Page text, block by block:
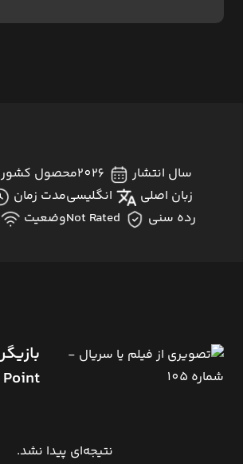
سال انتشار 2026محصول کشور
زبان اصلی
انگلیسیمدت زمان
رده سنی
Not Ratedوضعیت
Point
نتیجه‌ای پیدا نشد.